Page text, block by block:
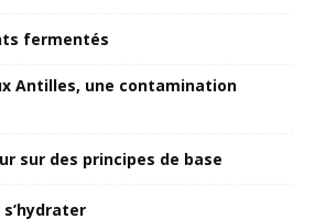
fermentés
Antilles, une contamination
sur des principes de base